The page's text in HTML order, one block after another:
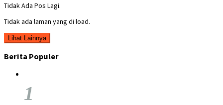
Tidak Ada Pos Lagi.
Tidak ada laman yang di load.
Lihat Lainnya
Berita Populer
1